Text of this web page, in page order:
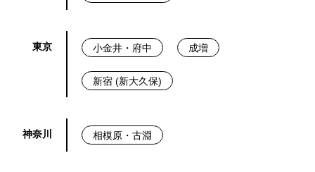
東京 小金井・府中 成増
新宿 (新大久保)
神奈川 相模原・古淵